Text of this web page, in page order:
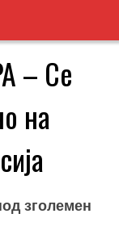
– Се
на
зголемен